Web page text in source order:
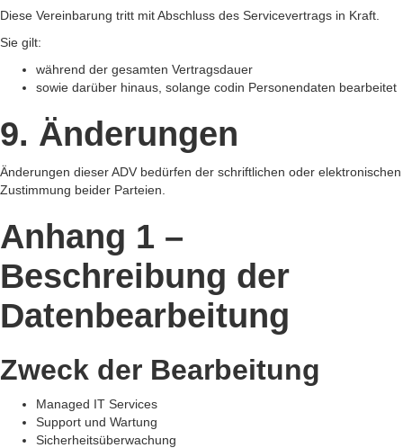
Diese Vereinbarung tritt mit Abschluss des Servicevertrags in Kraft.
Sie gilt:
während der gesamten Vertragsdauer
sowie darüber hinaus, solange codin Personendaten bearbeitet
9. Änderungen
Änderungen dieser ADV bedürfen der schriftlichen oder elektronischen
Zustimmung beider Parteien.
Anhang 1 –
Beschreibung der
Datenbearbeitung
Zweck der Bearbeitung
Managed IT Services
Support und Wartung
Sicherheitsüberwachung